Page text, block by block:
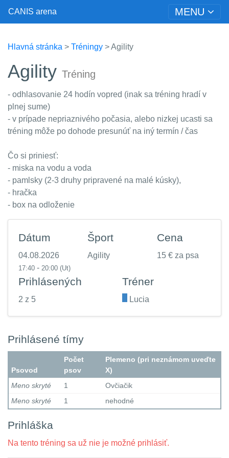
CANIS arena MENU
Hlavná stránka > Tréningy > Agility
Agility Tréning
- odhlasovanie 24 hodín vopred (inak sa tréning hradí v
plnej sume)
- v prípade nepriaznivého počasia, alebo nizkej ucasti sa
tréning môže po dohode presunúť na iný termín / čas
Čo si priniesť:
- miska na vodu a voda
- pamlsky (2-3 druhy pripravené na malé kúsky),
- hračka
- box na odloženie
Dátum
04.08.2026
17:40 - 20:00 (Ut)
Šport
Agility
Cena
15 € za psa
Prihlásených
2 z 5
Tréner
Lucia
Prihlásené tímy
Psovod
Počet
psov
Plemeno (pri neznámom uveďte
X)
Meno skryté
1
Ovčiačik
Meno skryté
1 nehodné
Prihláška
Na tento tréning sa už nie je možné prihlásiť.